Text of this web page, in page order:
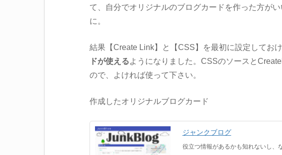
て、自分でオリジナルのブログカードを作った方が
に。
結果【Create Link】と【CSS】を最初に設定してお
ドが使えるようになりました。CSSのソースと
ので、よければ使って下さい。
作成したオリジナルブログカード
ジャンクブログ
役立つ情報があるかも知れないし、